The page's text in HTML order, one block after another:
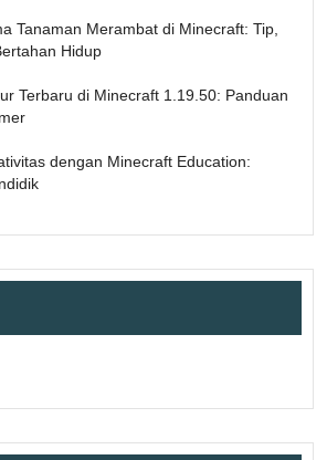
Tanaman Merambat di Minecraft: Tip,
Hidup
Terbaru di Minecraft 1.19.50: Panduan
dengan Minecraft Education: